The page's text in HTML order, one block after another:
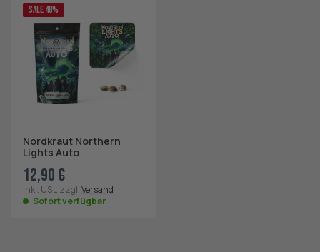
SALE 48%
Nordkraut Northern
Lights Auto
12,90 €
inkl. USt. zzgl.Versand
Sofort verfügbar